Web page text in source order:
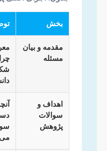
بخش
مقدمه و بیان
مسئله
اهداف و
سوالات
پژوهش